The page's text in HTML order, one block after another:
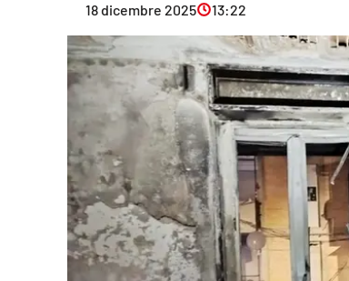
Lac Network
18 dicembre 2025 13:22